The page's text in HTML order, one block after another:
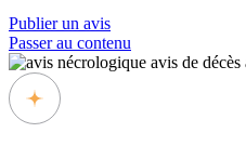
Publier un avis
Passer au contenu